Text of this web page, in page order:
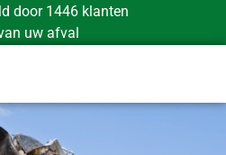
door 1446 klanten
uw afval